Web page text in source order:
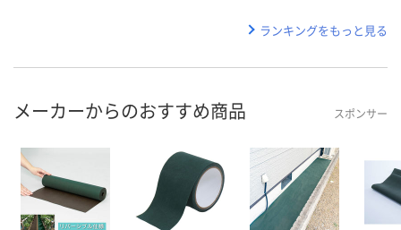
ランキングをもっと見る
メーカーからのおすすめ商品 スポンサー